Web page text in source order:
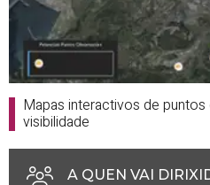
Mapas interactivos de puntos
visibilidade
A QUEN VAI